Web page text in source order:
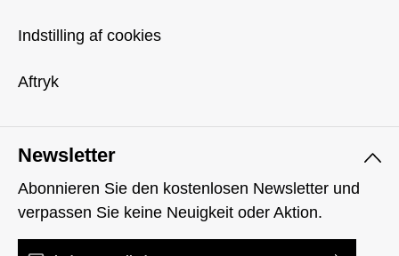
Newsletter
Abonnieren Sie den kostenlosen Newsletter und
verpassen Sie keine Neuigkeit oder Aktion.
Email adresse*
Indstilling af cookies
Aftryk